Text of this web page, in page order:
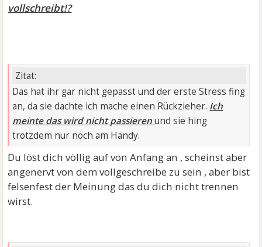
vollschreibt!?
Zitat:
Das hat ihr gar nicht gepasst und der erste Stress fing
an, da sie dachte ich mache einen Rückzieher. Ich
meinte das wird nicht passierenund sie hing
trotzdem nur noch am Handy.
Du löst dich völlig auf von Anfang an , scheinst aber
angenervt von dem vollgeschreibe zu sein , aber bist
felsenfest der Meinung das du dich nicht trennen
wirst.